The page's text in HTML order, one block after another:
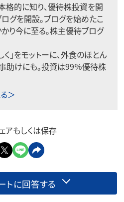
的に知り、優待株投資を開
グを開設。ブログを始めたこ
り今に至る。株主優待ブログ
」をモットーに、外食のほとん
助けにも。投資は99％優待株
＞
アもしくは保存
トに回答する